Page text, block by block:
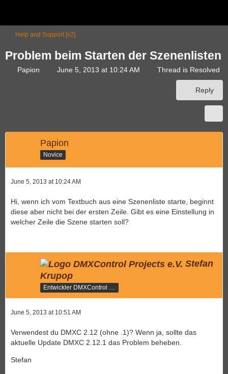
Help and Support [v2]
Problem beim Starten der Szenenlisten
Papion June 5, 2013 at 10:24 AM Thread is Resolved
Reply
Papion
Novice
June 5, 2013 at 10:24 AM
Hi, wenn ich vom Textbuch aus eine Szenenliste starte, beginnt
diese aber nicht bei der ersten Zeile. Gibt es eine Einstellung in
welcher Zeile die Szene starten soll?
Stefan
Krupop
June 5, 2013 at 10:51 AM
Verwendest du DMXC 2.12 (ohne .1)? Wenn ja, sollte das
aktuelle Update DMXC 2.12.1 das Problem beheben.
Stefan